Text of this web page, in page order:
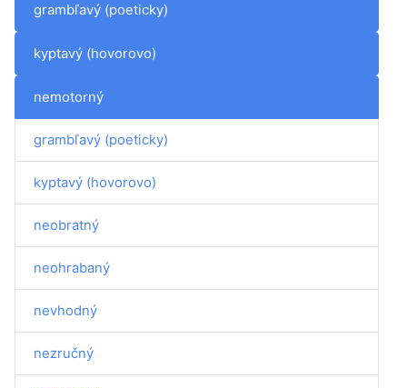
grambľavý (poeticky)
kyptavý (hovorovo)
nemotorný
grambľavý (poeticky)
kyptavý (hovorovo)
neobratný
neohrabaný
nevhodný
nezručný